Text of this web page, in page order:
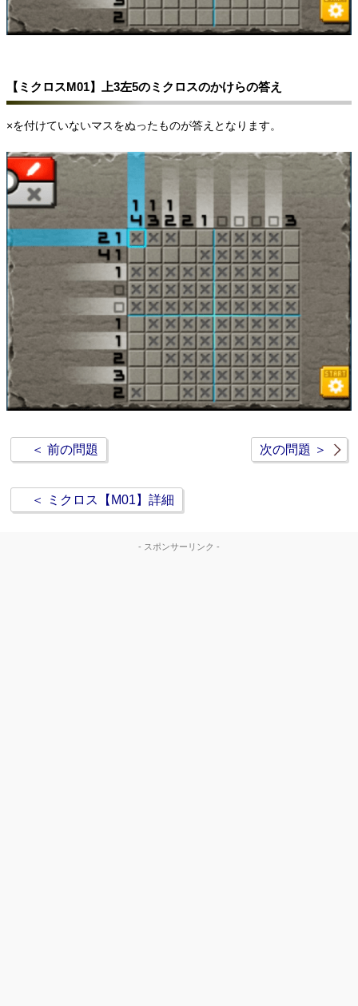
【ミクロスM01】上3左5のミクロスのかけらの答え
×を付けていないマスをぬったものが答えとなります。
＜ 前の問題 次の問題 ＞
＜ ミクロス【M01】詳細
- スポンサーリンク -